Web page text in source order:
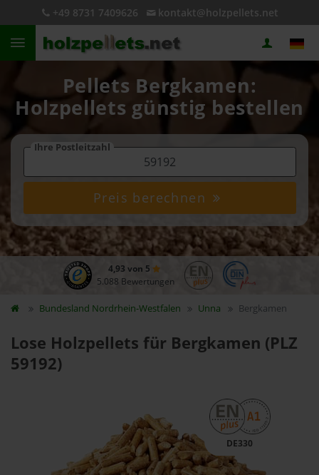
+49 8731 7409626 kontakt@holzpellets.net
Pellets Bergkamen:
Holzpellets günstig bestellen
Ihre Postleitzahl
Preis berechnen
4,93 von 5
5.088 Bewertungen
Bundesland Nordrhein-Westfalen Unna Bergkamen
Lose Holzpellets für Bergkamen (PLZ
59192)
DE330